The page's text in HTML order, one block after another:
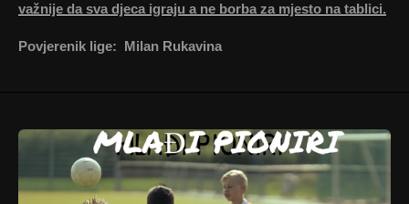
važnije da sva djeca igraju a ne borba za mjesto na tablici.
Povjerenik lige: Milan Rukavina